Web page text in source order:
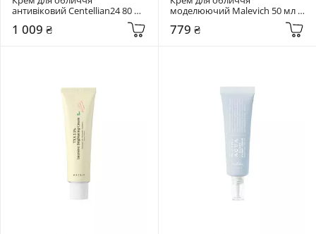
антивіковий Centellian24 80 мл
Madeca Cream Time Reverse
Zero
1 009 ₴
моделюючий Malevich 50 мл
779 ₴